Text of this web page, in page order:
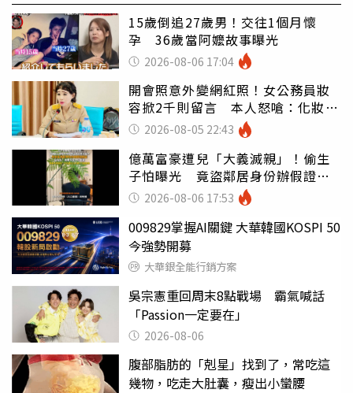
15歲倒追27歲男！交往1個月懷
孕 36歲當阿嬤故事曝光
2026-08-06 17:04
開會照意外變網紅照！女公務員妝
容掀2千則留言 本人怒嗆：化妝有
錯嗎2026-08-05 22:43
億萬富豪遭兒「大義滅親」！偷生
子怕曝光 竟盜鄰居身份辦假證落
戶 2026-08-06 17:53
009829掌握AI關鍵 大華韓國KOSPI 50
今強勢開募
大華銀全能行銷方案
吳宗憲重回周末8點戰場 霸氣喊話
「Passion一定要在」
2026-08-06
腹部脂肪的「剋星」找到了，常吃這
幾物，吃走大肚囊，瘦出小蠻腰